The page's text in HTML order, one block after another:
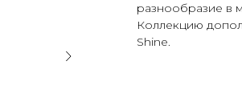
разнообразие в
Коллекцию
Shine.